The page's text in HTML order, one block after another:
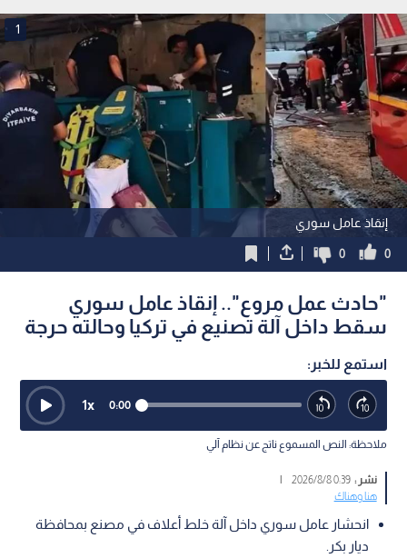
إنقاذ عامل سوري
1
0
0
"حادث عمل مروع".. إنقاذ عامل سوري
سقط داخل آلة تصنيع في تركيا وحالته حرجة
استمع للخبر:
0:00
1x
ملاحظة: النص المسموع ناتج عن نظام آلي
نشر :0:39 2026/8/8
|
هنا وهناك
انحشار عامل سوري داخل آلة خلط أعلاف في مصنع بمحافظة
ديار بكر.